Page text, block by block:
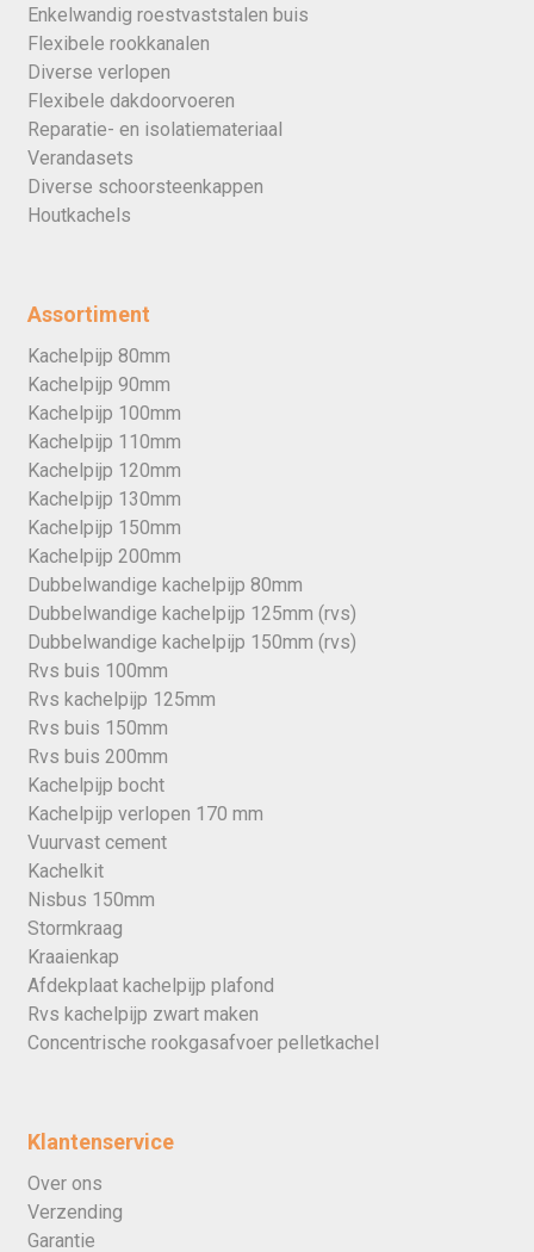
Enkelwandig roestvaststalen buis
Flexibele rookkanalen
Diverse verlopen
Flexibele dakdoorvoeren
Reparatie- en isolatiemateriaal
Verandasets
Diverse schoorsteenkappen
Houtkachels
Assortiment
Kachelpijp 80mm
Kachelpijp 90mm
Kachelpijp 100mm
Kachelpijp 110mm
Kachelpijp 120mm
Kachelpijp 130mm
Kachelpijp 150mm
Kachelpijp 200mm
Dubbelwandige kachelpijp 80mm
Dubbelwandige kachelpijp 125mm (rvs)
Dubbelwandige kachelpijp 150mm (rvs)
Rvs buis 100mm
Rvs kachelpijp 125mm
Rvs buis 150mm
Rvs buis 200mm
Kachelpijp bocht
Kachelpijp verlopen 170 mm
Vuurvast cement
Kachelkit
Nisbus 150mm
Stormkraag
Kraaienkap
Afdekplaat kachelpijp plafond
Rvs kachelpijp zwart maken
Concentrische rookgasafvoer pelletkachel
Klantenservice
Over ons
Verzending
Garantie